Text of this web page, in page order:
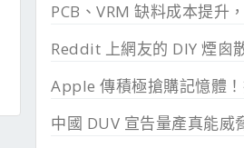
Reddit 上網友的 DIY 煙囪